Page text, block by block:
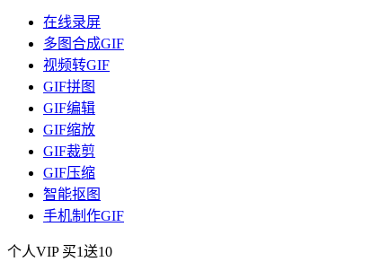
在线录屏
多图合成GIF
视频转GIF
GIF拼图
GIF编辑
GIF缩放
GIF裁剪
GIF压缩
智能抠图
手机制作GIF
个人VIP 买1送10